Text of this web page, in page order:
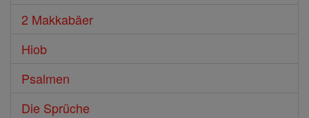
2 Makkabäer
Hiob
Psalmen
Die Sprüche